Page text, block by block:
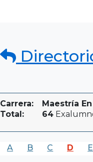
Carrera:
Maestría
Total:
64
A B C D E